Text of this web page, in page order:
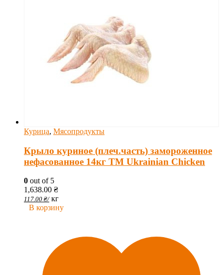
Курица, Мясопродукты
Крыло куриное (плеч.часть) замороженное
нефасованное 14кг ТМ Ukrainian Chicken
0 out of 5
1,638.00 ₴
117.00 ₴/ кг
В корзину